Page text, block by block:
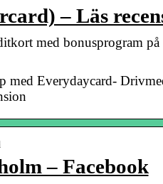
– Läs
med bonusprogram
med Everydaycard-
– Facebook